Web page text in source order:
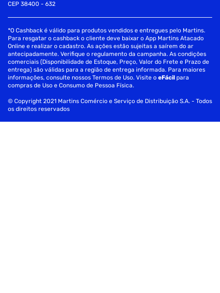
CEP 38400 - 632
*O Cashback é válido para produtos vendidos e entregues pelo Martins.
Para resgatar o cashback o cliente deve baixar o App Martins Atacado
Online e realizar o cadastro. As ações estão sujeitas a saírem do ar
antecipadamente. Verifique o regulamento da campanha. As condições
comerciais (Disponibilidade de Estoque, Preço, Valor do Frete e Prazo de
entrega) são válidas para a região de entrega informada. Para maiores
informações, consulte nossos Termos de Uso. Visite oeFácil para
compras de Uso e Consumo de Pessoa Física.
© Copyright 2021 Martins Comércio e Serviço de Distribuição S.A. - Todos
os direitos reservados